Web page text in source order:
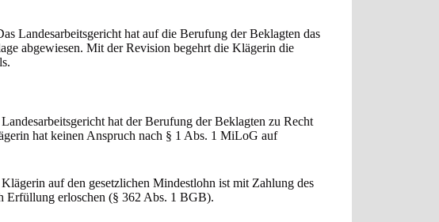
Landesarbeitsgericht hat auf die Berufung der Beklagten das
abgewiesen. Mit der Revision begehrt die Klägerin die
hat der Berufung der Beklagten zu Recht
hat keinen Anspruch nach § 1 Abs. 1 MiLoG auf
auf den gesetzlichen Mindestlohn ist mit Zahlung des
Erfüllung erloschen (§ 362 Abs. 1 BGB).